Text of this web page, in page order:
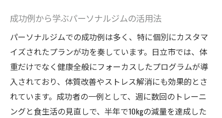
成功者の体験から学ぶモチベーション維持
法
パーソナルジムで得た成功の体感
経験者が語るパーソナルジムのメリット
体験談に基づくジム選びのヒント
成功例から学ぶパーソナルジムの活用法
パーソナルジムでの成功例は多く、特に個別にカスタマ
イズされたプランが功を奏しています。日立市では、体
重だけでなく健康全般にフォーカスしたプログラムが導
入されており、体質改善やストレス解消にも効果的とさ
れています。成功者の一例として、週に数回のトレーニ
ングと食生活の見直しで、半年で10kgの減量を達成した